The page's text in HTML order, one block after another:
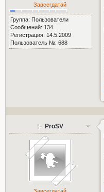
Завсегдатай
Группа: Пользователи
Сообщений: 134
Регистрация: 14.5.2009
Пользователь №: 688
ProSV